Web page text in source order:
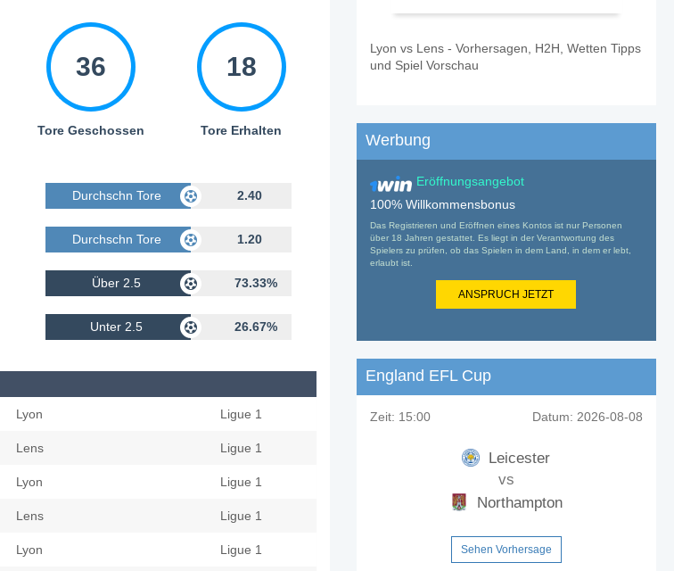
36
Tore Geschossen
18
Tore Erhalten
Durchschn Tore Geschossen 2.40
Durchschn Tore Erhalten 1.20
Über 2.5 73.33%
Unter 2.5 26.67%
Lyon Ligue 1
Lens Ligue 1
Lyon Ligue 1
Lens Ligue 1
Lyon Ligue 1
Lyon vs Lens - Vorhersagen, H2H, Wetten Tipps
und Spiel Vorschau
Werbung
Eröffnungsangebot
100% Willkommensbonus
Das Registrieren und Eröffnen eines Kontos ist nur Personen
über 18 Jahren gestattet. Es liegt in der Verantwortung des
Spielers zu prüfen, ob das Spielen in dem Land, in dem er lebt,
erlaubt ist.
ANSPRUCH JETZT
England EFL Cup
Zeit: 15:00 Datum: 2026-08-08
Leicester
vs
Northampton
Sehen Vorhersage